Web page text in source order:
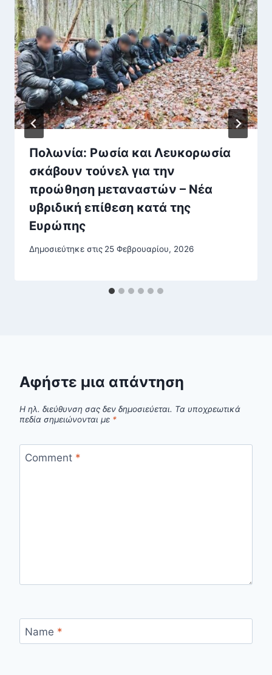
Πολωνία: Ρωσία και Λευκορωσία
σκάβουν τούνελ για την
προώθηση μεταναστών – Νέα
υβριδική επίθεση κατά της
Ευρώπης
Δημοσιεύτηκε στις 25 Φεβρουαρίου, 2026
Αφήστε μια απάντηση
Η ηλ. διεύθυνση σας δεν δημοσιεύεται. Τα υποχρεωτικά
πεδία σημειώνονται με *
Comment *
Name *